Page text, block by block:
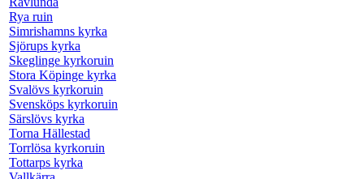
Rya ruin
Simrishamns kyrka
Sjörups kyrka
Skeglinge kyrkoruin
Stora Köpinge kyrka
Svalövs kyrkoruin
Svensköps kyrkoruin
Särslövs kyrka
Torna Hällestad
Torrlösa kyrkoruin
Tottarps kyrka